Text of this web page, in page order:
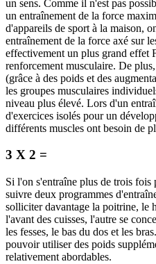
un sens. Comme il n'est pas
un entraînement de la force
d'appareils de sport à la maison,
entraînement de la force axé sur
effectivement un plus grand effet
renforcement musculaire. De
(grâce à des poids et des
les groupes musculaires
niveau plus élevé. Lors d'un
d'exercices isolés pour un
différents muscles ont besoin de
3 X 2 =
Si l'on s'entraîne plus de trois fois
suivre deux programmes
solliciter davantage la poitrine, le
l'avant des cuisses, l'autre se
les fesses, le bas du dos et les
pouvoir utiliser des poids
relativement abordables.